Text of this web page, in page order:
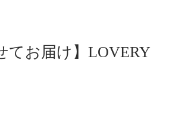
てお届け】LOVERY